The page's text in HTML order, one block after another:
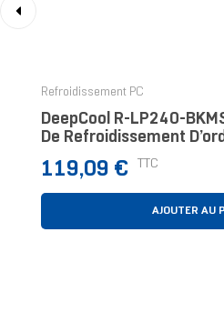
Refroidissement PC
DeepCool R-LP240-
De Refroidissement
Processeur Kit
Pièce(s
Prix
119,09 € TTC
AJOUTER AU